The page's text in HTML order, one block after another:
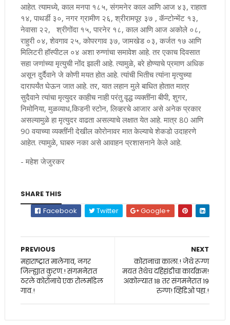
आहेत. त्यामध्ये, काल मनपा १८५, संगमनेर काल आणि आज ४३, राहाता
१४, पाथर्डी ३०, नगर ग्रामीण २६, श्रीरामपूर ३७ , कॅन्टोन्मेंट १३,
नेवासा २२, श्रीगोंदा १५, पारनेर १८, काल आणि आज अकोले ०८,
राहुरी ०४, शेवगाव २५, कोपरगाव ३७, जामखेड ०३, कर्जत १७ आणि
मिलिटरी हॉस्पीटल ०४ अशा रुग्णांचा समावेश आहे. तर एकाच दिवसात
सहा जणांच्या मृत्युची नोंद झाली आहे. त्यामुळे, बरे होण्याचे प्रमाण अधिक
असून दुर्दैवाने जे कोणी मयत होत आहे. त्यांची भितीच त्यांना मृत्युच्या
दारापर्यंत घेऊन जात आहे. तर, यात लहान मुले बाधित होतात मात्र
सुदैवाने त्यांचा मृत्युदर काहीच नाही परंतु वृद्ध व्यक्तींना बीपी, शुगर,
निमोनिया, मुळव्याध,किडनी स्टोन, लिव्हरचे आजार असे अनेक प्रकार
असल्यामुळे हा मृत्युदर वाढता असल्याचे लक्षात येत आहे. मात्र 80 आणि
90 वयाच्या व्यक्तींनी देखील कोरोनावर मात केल्याचे शेकडो उदाहरणे
आहेत. त्यामुळे, घाबरु नका असे आवाहन प्रशासनाने केले आहे.
- महेश जेजुरकर
SHARE THIS
Facebook
Twitter Google+
NEXT
कोरानाचा काला.! जेथे रूग्ण
मयत तेथेच दहिहांडीचा कार्यक्रम!
अकोल्यात 18 तर संगमनेरात 19
रुग्ण! व्हिडिओ पहा.!
PREVIOUS
महाराष्ट्रात मालेगाव, नगर
जिल्ह्यात कुरण.! संगमनेरात
ठरले कोरोनाचे एक रोलमॉडेल
गाव.!